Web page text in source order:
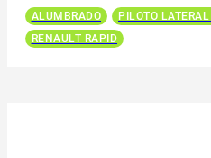
ALUMBRADO PILOTO LATERAL
RENAULT RAPID